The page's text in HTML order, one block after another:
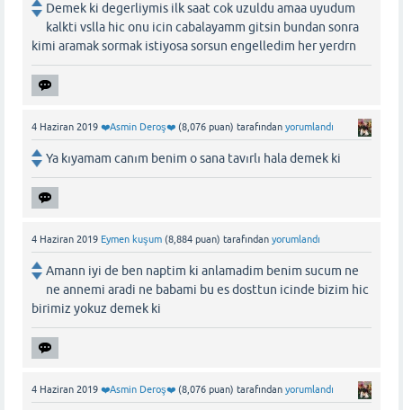
Demek ki degerliymis ilk saat cok uzuldu amaa uyudum
kalkti vslla hic onu icin cabalayamm gitsin bundan sonra
kimi aramak sormak istiyosa sorsun engelledim her yerdrn
4 Haziran 2019 ❤️Asmin Deroş❤️ (8,076 puan) tarafından yorumlandı
Ya kıyamam canım benim o sana tavırlı hala demek ki
4 Haziran 2019 Eymen kuşum (8,884 puan) tarafından yorumlandı
Amann iyi de ben naptim ki anlamadim benim sucum ne
ne annemi aradi ne babami bu es dosttun icinde bizim hic
birimiz yokuz demek ki
4 Haziran 2019 ❤️Asmin Deroş❤️ (8,076 puan) tarafından yorumlandı